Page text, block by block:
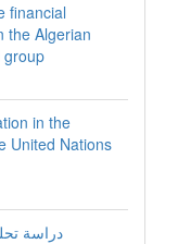
financial
the Algerian
group
in the
United Nations
دراسة